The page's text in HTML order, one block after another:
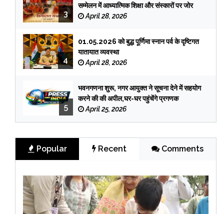
3
सम्मेलन में आध्यात्मिक शिक्षा और संस्कारों पर जोर
April 28, 2026
4
01.05.2026 को बुद्ध पूर्णिमा स्नान पर्व के दृष्टिगत
यातायात व्यवस्था
April 28, 2026
5
भवनगणना शुरू, नगर आयुक्त ने सूचना देने में सहयोग
करने की की अपील,घर-घर पहुंचेंगे प्रगणक
April 25, 2026
Popular Recent Comments